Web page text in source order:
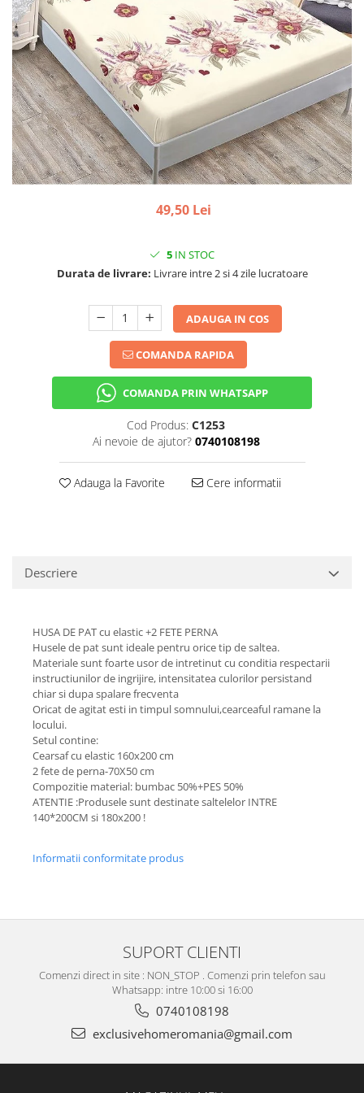
49,50 Lei
5 IN STOC
Durata de livrare: Livrare intre 2 si 4 zile lucratoare
ADAUGA IN COS
COMANDA RAPIDA
COMANDA PRIN WHATSAPP
Cod Produs: C1253
Ai nevoie de ajutor? 0740108198
Adauga la Favorite Cere informatii
Descriere
HUSA DE PAT cu elastic +2 FETE PERNA
Husele de pat sunt ideale pentru orice tip de saltea.
Materiale sunt foarte usor de intretinut cu conditia respectarii
instructiunilor de ingrijire, intensitatea culorilor persistand
chiar si dupa spalare frecventa
Oricat de agitat esti in timpul somnului,cearceaful ramane la
locului.
Setul contine:
Cearsaf cu elastic 160x200 cm
2 fete de perna-70X50 cm
Compozitie material: bumbac 50%+PES 50%
ATENTIE :Produsele sunt destinate saltelelor INTRE
140*200CM si 180x200 !
Informatii conformitate produs
SUPORT CLIENTI
Comenzi direct in site : NON_STOP . Comenzi prin telefon sau
Whatsapp: intre 10:00 si 16:00
0740108198
exclusivehomeromania@gmail.com